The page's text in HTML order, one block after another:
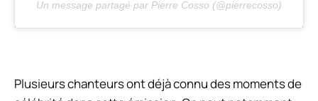
Un message partagé par Pierre Cosso (@pierrecosso)
Plusieurs chanteurs ont déjà connu des moments de